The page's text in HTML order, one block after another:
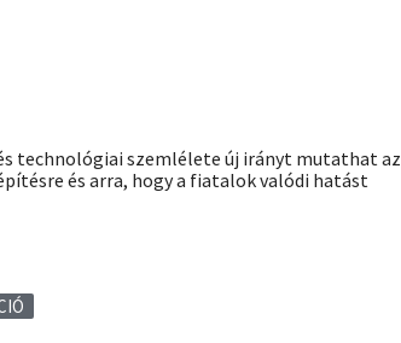
technológiai szemlélete új irányt mutathat az
és arra, hogy a fiatalok valódi hatást